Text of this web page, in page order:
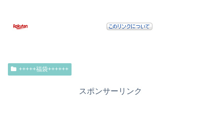
+++++福袋++++++
スポンサーリンク